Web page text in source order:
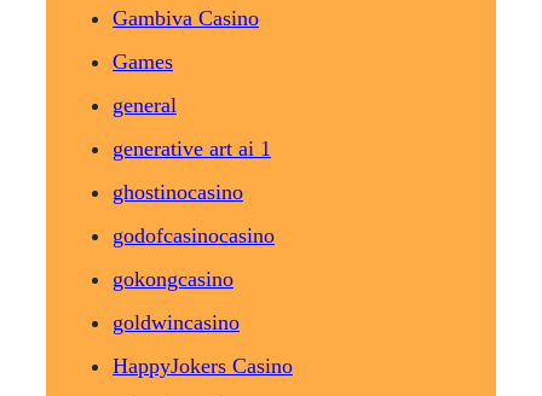
Gambiva Casino
Games
general
generative art ai 1
ghostinocasino
godofcasinocasino
gokongcasino
goldwincasino
HappyJokers Casino